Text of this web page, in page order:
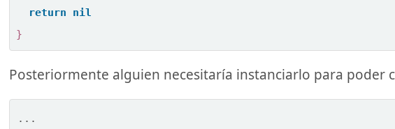
return
nil
}
Posteriormente alguien necesitaría instanciarlo para poder
...